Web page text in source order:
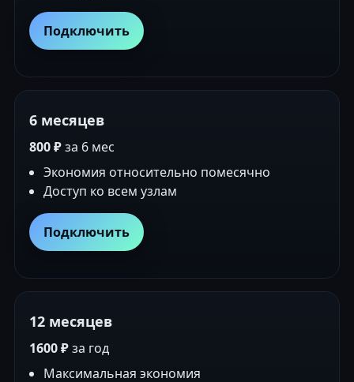
Подключить
6 месяцев
800 ₽за 6 мес
Экономия относительно помесячно
Доступ ко всем узлам
Подключить
12 месяцев
1600 ₽за год
Максимальная экономия